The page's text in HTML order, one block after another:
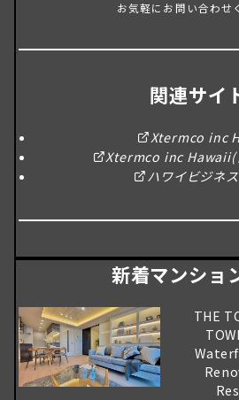
お気軽にお問い合わせ
関連サイ
Xtermco inc
Xtermco inc Hawaii(
ハワイビジネ
新着マンショ
THE